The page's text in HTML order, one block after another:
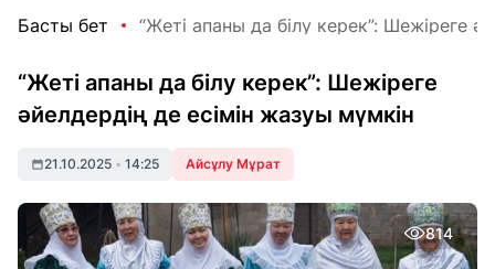
Басты бет “Жеті апаны да білу керек”: Шежіреге
“Жеті апаны да білу керек”: Шежіреге
әйелдердің де есімін жазуы мүмкін
21.10.2025 • 14:25 Айсұлу Мұрат
814